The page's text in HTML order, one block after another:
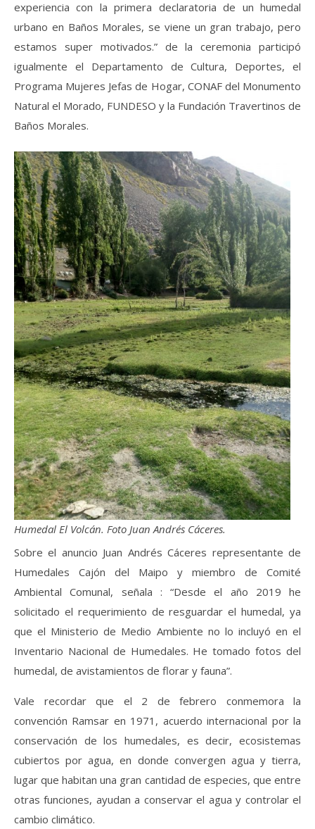
experiencia con la primera declaratoria de un humedal
urbano en Baños Morales, se viene un gran trabajo, pero
estamos super motivados.” de la ceremonia participó
igualmente el Departamento de Cultura, Deportes, el
Programa Mujeres Jefas de Hogar, CONAF del Monumento
Natural el Morado, FUNDESO y la Fundación Travertinos de
Baños Morales.
Humedal El Volcán. Foto Juan Andrés Cáceres.
Sobre el anuncio Juan Andrés Cáceres representante de
Humedales Cajón del Maipo y miembro de Comité
Ambiental Comunal, señala : “Desde el año 2019 he
solicitado el requerimiento de resguardar el humedal, ya
que el Ministerio de Medio Ambiente no lo incluyó en el
Inventario Nacional de Humedales. He tomado fotos del
humedal, de avistamientos de florar y fauna”.
Vale recordar que el 2 de febrero conmemora la
convención Ramsar en 1971, acuerdo internacional por la
conservación de los humedales, es decir, ecosistemas
cubiertos por agua, en donde convergen agua y tierra,
lugar que habitan una gran cantidad de especies, que entre
otras funciones, ayudan a conservar el agua y controlar el
cambio climático.